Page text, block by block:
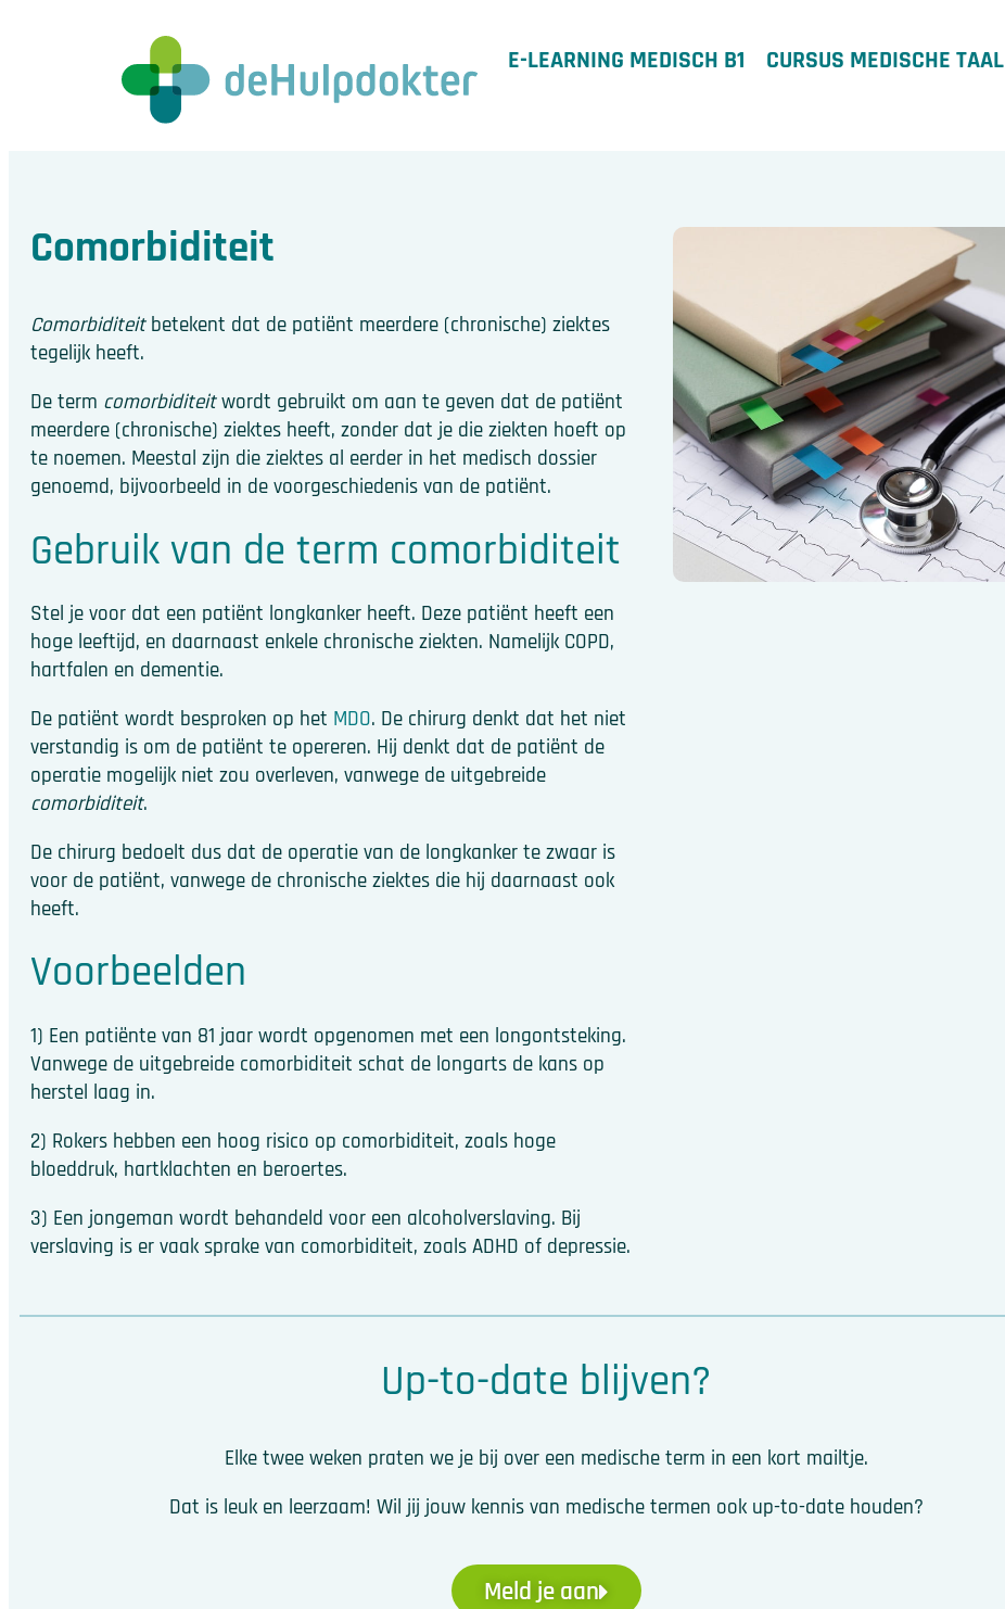
E-LEARNING MEDISCH B1 CURSUS MEDISCHE TAAL
Comorbiditeit
Comorbiditeit betekent dat de patiënt meerdere (chronische) ziektes
tegelijk heeft.
De term comorbiditeitwordt gebruikt om aan te geven dat de patiënt
meerdere (chronische) ziektes heeft, zonder dat je die ziekten hoeft op
te noemen. Meestal zijn die ziektes al eerder in het medisch dossier
genoemd, bijvoorbeeld in de voorgeschiedenis van de patiënt.
Gebruik van de term comorbiditeit
Stel je voor dat een patiënt longkanker heeft. Deze patiënt heeft een
hoge leeftijd, en daarnaast enkele chronische ziekten. Namelijk COPD,
hartfalen en dementie.
De patiënt wordt besproken op het MDO. De chirurg denkt dat het niet
verstandig is om de patiënt te opereren. Hij denkt dat de patiënt de
operatie mogelijk niet zou overleven, vanwege de uitgebreide
comorbiditeit.
De chirurg bedoelt dus dat de operatie van de longkanker te zwaar is
voor de patiënt, vanwege de chronische ziektes die hij daarnaast ook
heeft.
Voorbeelden
1) Een patiënte van 81 jaar wordt opgenomen met een longontsteking.
Vanwege de uitgebreide comorbiditeit schat de longarts de kans op
herstel laag in.
2) Rokers hebben een hoog risico op comorbiditeit, zoals hoge
bloeddruk, hartklachten en beroertes.
3) Een jongeman wordt behandeld voor een alcoholverslaving. Bij
verslaving is er vaak sprake van comorbiditeit, zoals ADHD of depressie.
Up-to-date blijven?
Elke twee weken praten we je bij over een medische term in een kort mailtje.
Dat is leuk en leerzaam! Wil jij jouw kennis van medische termen ook up-to-date houden?
Meld je aan